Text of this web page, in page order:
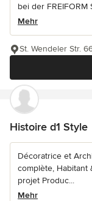
bei der FREIFORM
Mehr
St. Wendeler Str.
Histoire d1 Style
Décoratrice et
complète,
projet Produc...
Mehr